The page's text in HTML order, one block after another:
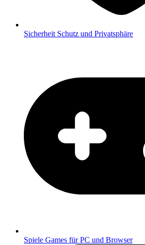
Sicherheit Schutz und Privatsphäre
Spiele Games für PC und Browser